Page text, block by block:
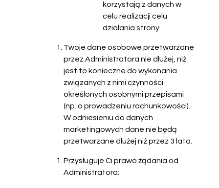
korzystają z danych w
celu realizacji celu
działania strony
Twoje dane osobowe przetwarzane
przez Administratora nie dłużej, niż
jest to konieczne do wykonania
związanych z nimi czynności
określonych osobnymi przepisami
(np. o prowadzeniu rachunkowości).
W odniesieniu do danych
marketingowych dane nie będą
przetwarzane dłużej niż przez 3 lata.
Przysługuje Ci prawo żądania od
Administratora: